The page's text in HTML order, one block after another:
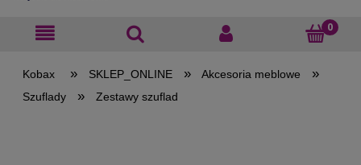
» SKLEP_ONLINE » Akcesoria meblowe »
Szuflady » Zestawy szuflad